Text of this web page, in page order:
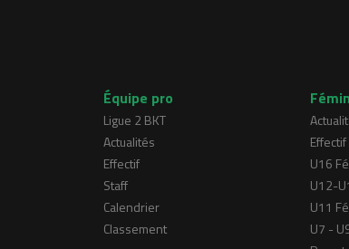
Équipe pro
Ligue 2 BKT
Actualités
Effectif
Staff
Calendrier
Classement
Effectif
U16
U12-
U11
U7 -